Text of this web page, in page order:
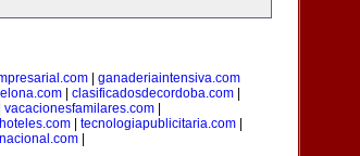
ganaderiaintensiva.com
| clasificadosdecordoba.com|
vacacionesfamilares.com|
| tecnologiapublicitaria.com|